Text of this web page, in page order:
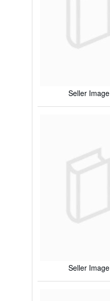
Seller Image
Seller Image